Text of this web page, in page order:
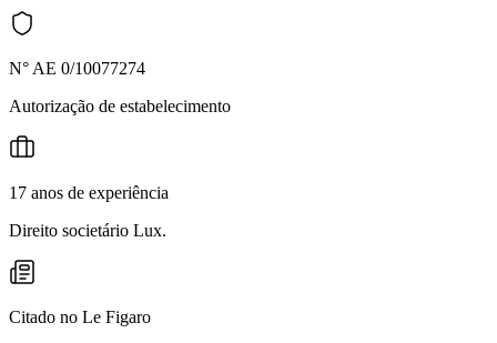
N° AE 0/10077274
Autorização de estabelecimento
17 anos de experiência
Direito societário Lux.
Citado no Le Figaro